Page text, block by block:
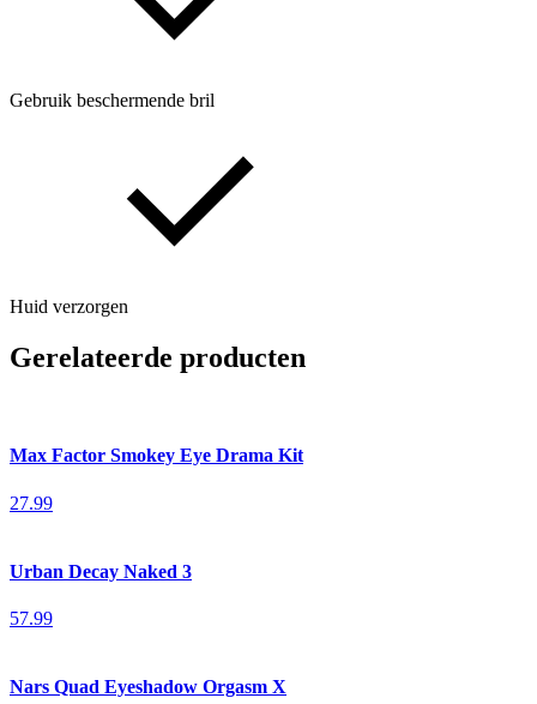
Gebruik beschermende bril
Huid verzorgen
Gerelateerde producten
Max Factor Smokey Eye Drama Kit
27.99
Urban Decay Naked 3
57.99
Nars Quad Eyeshadow Orgasm X